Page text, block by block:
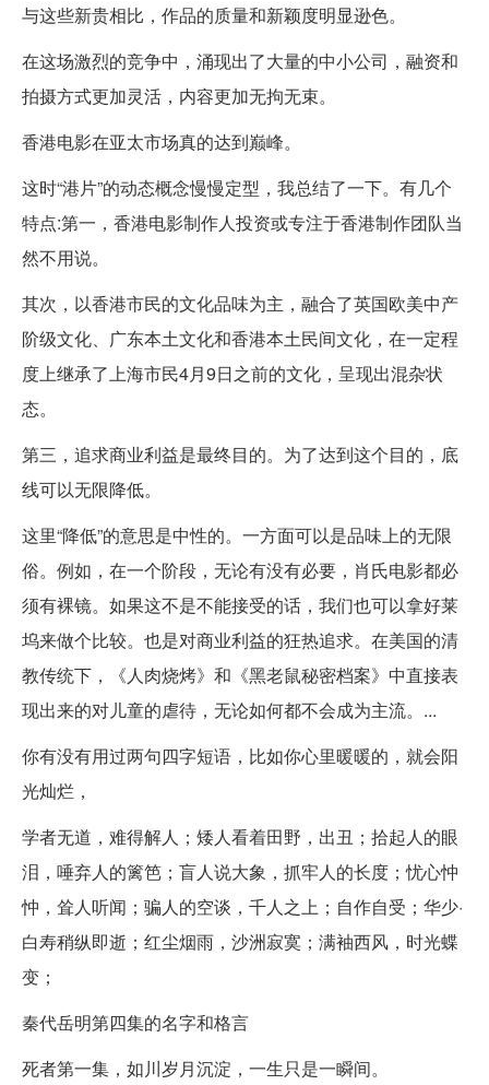
与这些新贵相比，作品的质量和新颖度明显逊色。
在这场激烈的竞争中，涌现出了大量的中小公司，融资和
拍摄方式更加灵活，内容更加无拘无束。
香港电影在亚太市场真的达到巅峰。
这时“港片”的动态概念慢慢定型，我总结了一下。有几个
特点:第一，香港电影制作人投资或专注于香港制作团队当
然不用说。
其次，以香港市民的文化品味为主，融合了英国欧美中产
阶级文化、广东本土文化和香港本土民间文化，在一定程
度上继承了上海市民4月9日之前的文化，呈现出混杂状
态。
第三，追求商业利益是最终目的。为了达到这个目的，底
线可以无限降低。
这里“降低”的意思是中性的。一方面可以是品味上的无限
俗。例如，在一个阶段，无论有没有必要，肖氏电影都必
须有裸镜。如果这不是不能接受的话，我们也可以拿好莱
坞来做个比较。也是对商业利益的狂热追求。在美国的清
教传统下，《人肉烧烤》和《黑老鼠秘密档案》中直接表
现出来的对儿童的虐待，无论如何都不会成为主流。...
你有没有用过两句四字短语，比如你心里暖暖的，就会阳
光灿烂，
学者无道，难得解人；矮人看着田野，出丑；拾起人的眼
泪，唾弃人的篱笆；盲人说大象，抓牢人的长度；忧心忡
忡，耸人听闻；骗人的空谈，千人之上；自作自受；华少·
白寿稍纵即逝；红尘烟雨，沙洲寂寞；满袖西风，时光蝶
变；
秦代岳明第四集的名字和格言
死者第一集，如川岁月沉淀，一生只是一瞬间。